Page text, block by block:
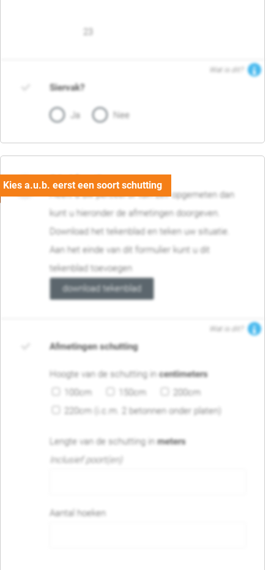
Wat is dit?
Siervak?
Ja Nee
04. Afmetingen
Heeft u uw perceel of tuin zelf opgemeten dan
kunt u hieronder de afmetingen doorgeven.
Download het tekenblad en teken uw situatie.
Aan het einde van dit formulier kunt u dit
tekenblad toevoegen
download tekenblad
Wat is dit?
Afmetingen schutting
Hoogte van de schutting incentimeters
100cm
150cm
200cm
220cm (i.c.m. 2 betonnen onder platen)
Lengte van de schutting inmeters
Inclusief poort(en)
Aantal hoeken